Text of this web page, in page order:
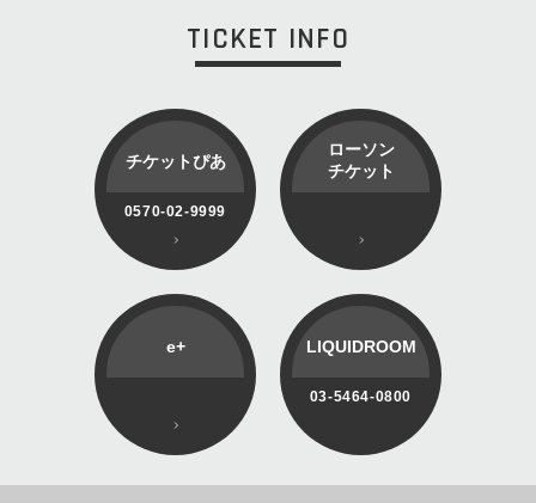
TICKET INFO
チケットぴあ
0570-02-9999
ローソン
チケット
e+ LIQUIDROOM
03-5464-0800